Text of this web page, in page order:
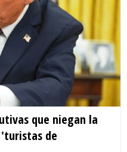
que niegan la
de